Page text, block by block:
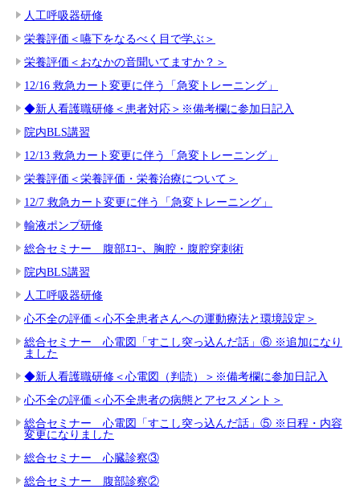
人工呼吸器研修
栄養評価＜嚥下をなるべく目で学ぶ＞
栄養評価＜おなかの音聞いてますか？＞
12/16 救急カート変更に伴う「急変トレーニング」
◆新人看護職研修＜患者対応＞※備考欄に参加日記入
院内BLS講習
12/13 救急カート変更に伴う「急変トレーニング」
栄養評価＜栄養評価・栄養治療について＞
12/7 救急カート変更に伴う「急変トレーニング」
輸液ポンプ研修
総合セミナー 腹部ｴｺｰ、胸腔・腹腔穿刺術
院内BLS講習
人工呼吸器研修
心不全の評価＜心不全患者さんへの運動療法と環境設定＞
総合セミナー 心電図「すこし突っ込んだ話」⑥ ※追加になり
ました
◆新人看護職研修＜心電図（判読）＞※備考欄に参加日記入
心不全の評価＜心不全患者の病態とアセスメント＞
総合セミナー 心電図「すこし突っ込んだ話」⑤ ※日程・内容
変更になりました
総合セミナー 心臓診察③
総合セミナー 腹部診察②